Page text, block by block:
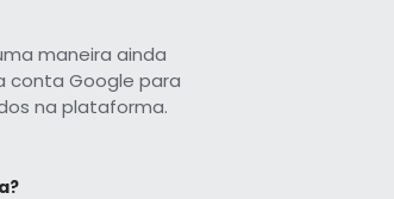
maneira ainda
conta Google para
na plataforma.